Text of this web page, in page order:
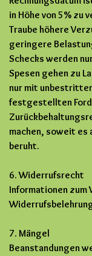
in Höhe von 5% zu
Traube höhere
geringere
Schecks werden
Spesen gehen zu
nur mit
festgestellten
machen, soweit es
beruht.
6. Widerrufsrecht
Informationen zum
7. Mängel
Beanstandungen